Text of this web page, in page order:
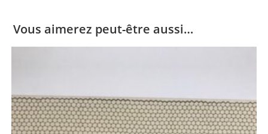
Vous aimerez peut-être aussi…